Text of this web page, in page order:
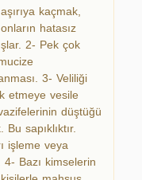
kaçmak,
hatasız
2- Pek çok
3- Veliliği
etmeye vesile
düştüğü
sapıklıktır.
işleme veya
Bazı kimselerin